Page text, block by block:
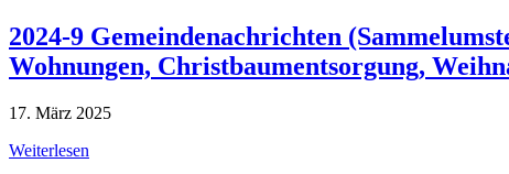
2024-9 Gemeindenachrichten
Wohnungen, Christbaumentsorgung,
17. März 2025
Weiterlesen